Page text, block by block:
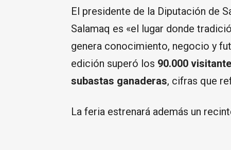
El presidente de la Diputación de
Salamaq es «el lugar donde
genera conocimiento, negocio y
edición superó los 90.000
subastas ganaderas, cifras que
La feria estrenará además un